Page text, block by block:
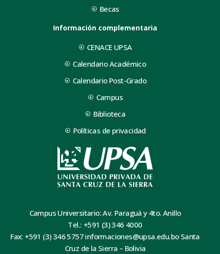
Becas
Información complementaria
CENACE UPSA
Calendario Académico
Calendario Post-Grado
Campus
Biblioteca
Políticas de privacidad
Campus Universitario: Av. Paraguá y 4to. Anillo
Tel.: +591 (3) 346 4000
Fax: +591 (3) 346 5757 informaciones@upsa.edu.bo Santa
Cruz de la Sierra – Bolivia